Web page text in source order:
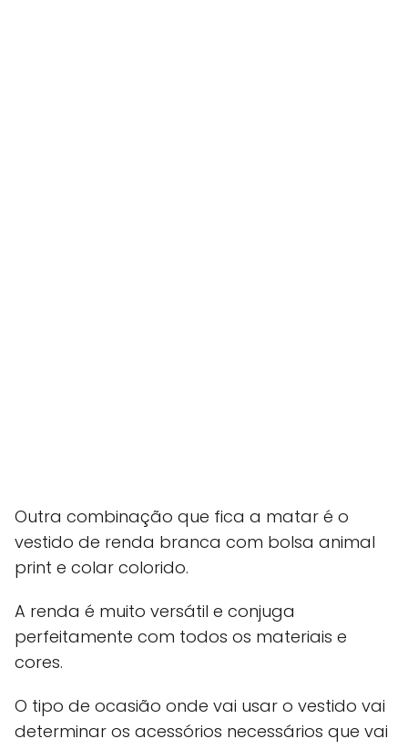
Outra combinação que fica a matar é o
vestido de renda branca com bolsa animal
print e colar colorido.
A renda é muito versátil e conjuga
perfeitamente com todos os materiais e
cores.
O tipo de ocasião onde vai usar o vestido vai
determinar os acessórios necessários que vai